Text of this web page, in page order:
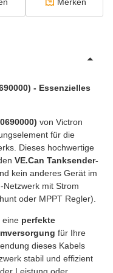
Merken
- Essenzielles
von Victron
für die
Dieses hochwertige
VE.Can Tanksender-
kein anderes Gerät im
Netzwerk mit Strom
oder MPPT Regler).
eine perfekte
für Ihre
dieses Kabels
stabil und effizient
Leistung oder